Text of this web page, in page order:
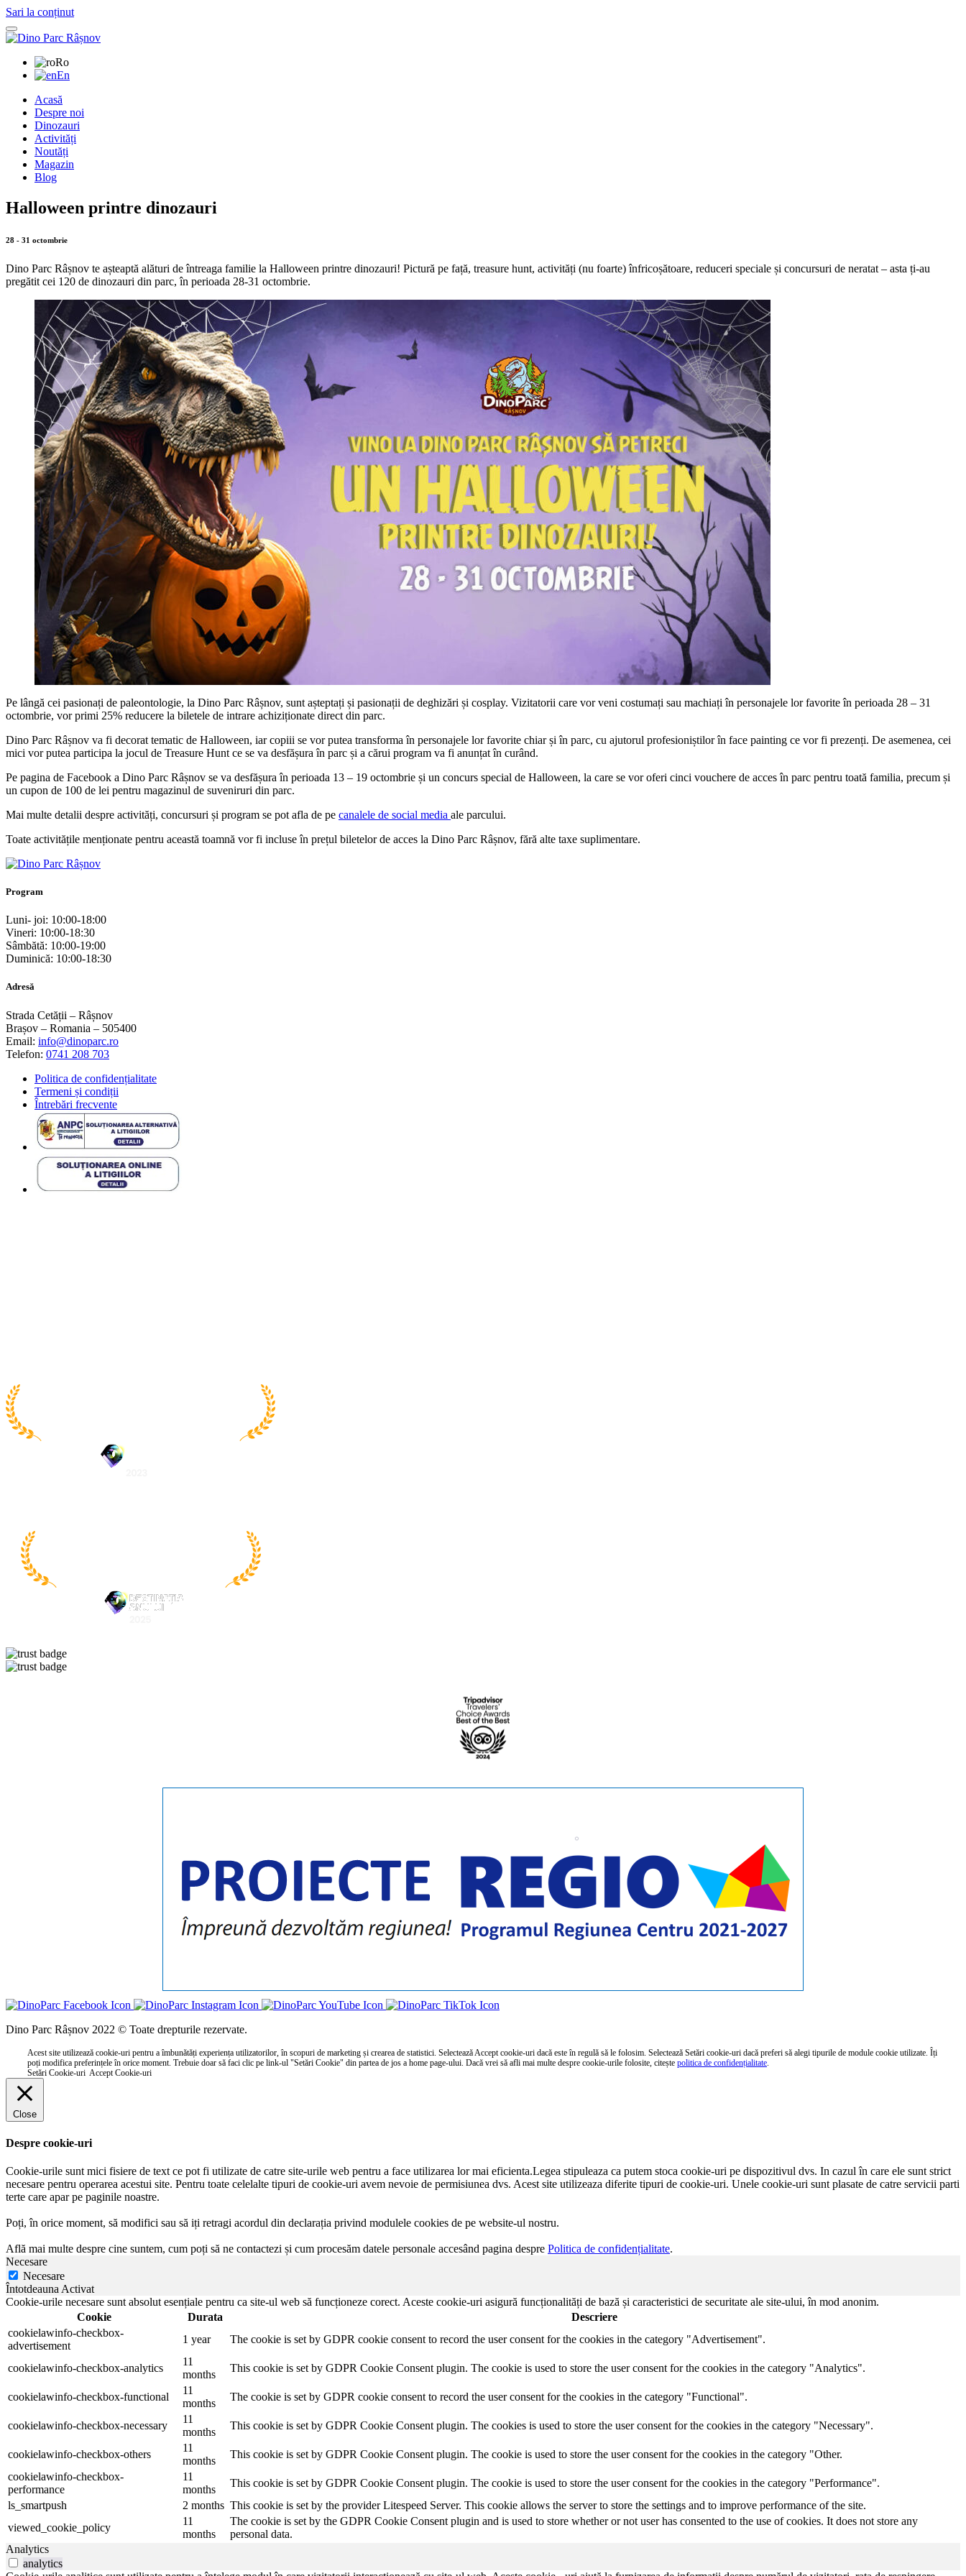
Sari la conținut
Ro
En
Acasă
Despre noi
Dinozauri
Activități
Noutăți
Magazin
Blog
Halloween printre dinozauri
28 - 31 octombrie
Dino Parc Râșnov te așteaptă alături de întreaga familie la Halloween printre dinozauri! Pictură pe față, treasure hunt, activități (nu foarte) înfricoșătoare, reduceri speciale și concursuri de neratat – asta ți-au
pregătit cei 120 de dinozauri din parc, în perioada 28-31 octombrie.
Pe lângă cei pasionați de paleontologie, la Dino Parc Râșnov, sunt așteptați și pasionații de deghizări și cosplay. Vizitatorii care vor veni costumați sau machiați în personajele lor favorite în perioada 28 – 31
octombrie, vor primi 25% reducere la biletele de intrare achiziționate direct din parc.
Dino Parc Râșnov va fi decorat tematic de Halloween, iar copiii se vor putea transforma în personajele lor favorite chiar și în parc, cu ajutorul profesioniștilor în face painting ce vor fi prezenți. De asemenea, cei
mici vor putea participa la jocul de Treasure Hunt ce se va desfășura în parc și a cărui program va fi anunțat în curând.
Pe pagina de Facebook a Dino Parc Râșnov se va desfășura în perioada 13 – 19 octombrie și un concurs special de Halloween, la care se vor oferi cinci vouchere de acces în parc pentru toată familia, precum și
un cupon de 100 de lei pentru magazinul de suveniruri din parc.
Mai multe detalii despre activități, concursuri și program se pot afla de pe canalele de social media ale parcului.
Toate activitățile menționate pentru această toamnă vor fi incluse în prețul biletelor de acces la Dino Parc Râșnov, fără alte taxe suplimentare.
Program
Luni- joi: 10:00-18:00
Vineri: 10:00-18:30
Sâmbătă: 10:00-19:00
Duminică: 10:00-18:30
Adresă
Strada Cetății – Râșnov
Brașov – Romania – 505400
Email: info@dinoparc.ro
Telefon: 0741 208 703
Politica de confidențialitate
Termeni și condiții
Întrebări frecvente
Dino Parc Râșnov 2022 © Toate drepturile rezervate.
Acest site utilizează cookie-uri pentru a îmbunătăți experiența utilizatorilor, în scopuri de marketing și crearea de statistici. Selectează Accept cookie-uri dacă este în regulă să le folosim. Selectează Setări cookie-uri dacă preferi să alegi tipurile de module cookie utilizate. Îți
poți modifica preferințele în orice moment. Trebuie doar să faci clic pe link-ul "Setări Cookie" din partea de jos a home page-ului. Dacă vrei să afli mai multe despre cookie-urile folosite, citește politica de confidențialitate
Setări Cookie-uri Accept Cookie-uri
Close
Despre cookie-uri
Cookie-urile sunt mici fisiere de text ce pot fi utilizate de catre site-urile web pentru a face utilizarea lor mai eficienta.Legea stipuleaza ca putem stoca cookie-uri pe dispozitivul dvs. In cazul în care ele sunt strict
necesare pentru operarea acestui site. Pentru toate celelalte tipuri de cookie-uri avem nevoie de permisiunea dvs. Acest site utilizeaza diferite tipuri de cookie-uri. Unele cookie-uri sunt plasate de catre servicii parti
terte care apar pe paginile noastre.
Poți, în orice moment, să modifici sau să iți retragi acordul din declarația privind modulele cookies de pe website-ul nostru.
Află mai multe despre cine suntem, cum poți să ne contactezi și cum procesăm datele personale accesând pagina despre Politica de confidențialitate.
Necesare
Necesare
Întotdeauna Activat
Cookie-urile necesare sunt absolut esențiale pentru ca site-ul web să funcționeze corect. Aceste cookie-uri asigură funcționalități de bază și caracteristici de securitate ale site-ului, în mod anonim.
Cookie
Durata
Descriere
cookielawinfo-checkbox-
advertisement
1 year The cookie is set by GDPR cookie consent to record the user consent for the cookies in the category "Advertisement".
cookielawinfo-checkbox-analytics
11
months
This cookie is set by GDPR Cookie Consent plugin. The cookie is used to store the user consent for the cookies in the category "Analytics".
cookielawinfo-checkbox-functional
11
months
The cookie is set by GDPR cookie consent to record the user consent for the cookies in the category "Functional".
cookielawinfo-checkbox-necessary
11
months
This cookie is set by GDPR Cookie Consent plugin. The cookies is used to store the user consent for the cookies in the category "Necessary".
cookielawinfo-checkbox-others
11
months
This cookie is set by GDPR Cookie Consent plugin. The cookie is used to store the user consent for the cookies in the category "Other.
cookielawinfo-checkbox-
performance
11
months
This cookie is set by GDPR Cookie Consent plugin. The cookie is used to store the user consent for the cookies in the category "Performance".
ls_smartpush
2 months This cookie is set by the provider Litespeed Server. This cookie allows the server to store the settings and to improve performance of the site.
viewed_cookie_policy
11
months
The cookie is set by the GDPR Cookie Consent plugin and is used to store whether or not user has consented to the use of cookies. It does not store any
personal data.
Analytics
analytics